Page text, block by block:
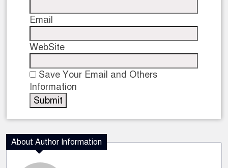
Email
WebSite
Save Your Email and Others
Information
About Author Information